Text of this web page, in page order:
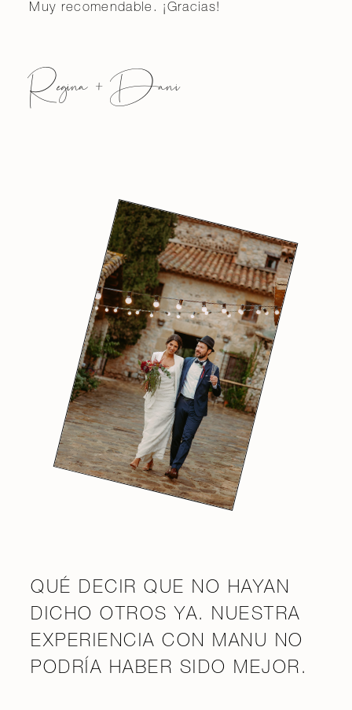
QUÉ DECIR QUE NO HAYAN
DICHO OTROS YA. NUESTRA
EXPERIENCIA CON MANU NO
PODRÍA HABER SIDO MEJOR.
Muy recomendable. ¡Gracias!
Regina + Dani